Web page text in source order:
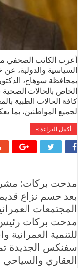
أعرب الكاتب الصحفي
السياسية والدولية،
بمحافظة سوهاج،
الخاص بالحالات
كافة الحالات الطبية
لجميع المواطنين، بما
أكمل القراءة »
مدحت بركات:
بعد حسم نزاع
المجتمعات
مدحت بركات
للتنمية العمرانية
سفنكس الجديدة
العقاري